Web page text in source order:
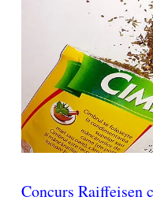
Concurs Raiffeisen